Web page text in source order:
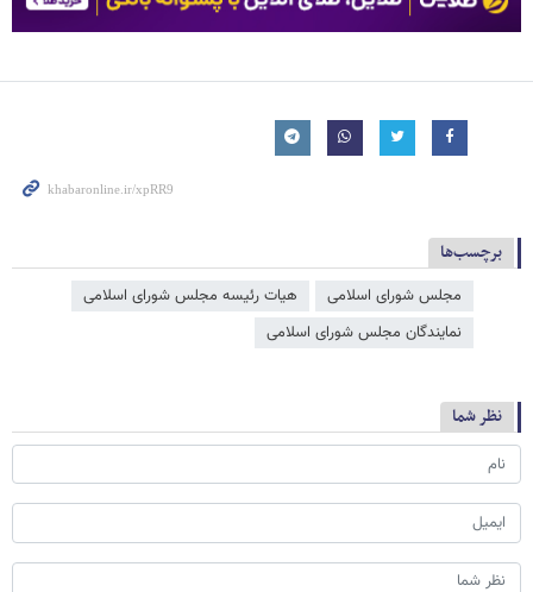
برچسب‌ها
مجلس شورای اسلامی
هیات رئیسه مجلس شورای اسلامی
نمایندگان مجلس شورای اسلامی
نظر شما